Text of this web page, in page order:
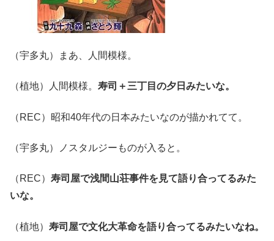
（宇多丸）まあ、人間模様。
（植地）人間模様。 寿司＋三丁目の夕日みたいな。
（REC）昭和40年代の日本みたいなのが描かれてて。
（宇多丸）ノスタルジーものが入ると。
（REC） 寿司屋で浅間山荘事件を見て語り合ってるみた
いな。
（植地） 寿司屋で文化大革命を語り合ってるみたいなね。